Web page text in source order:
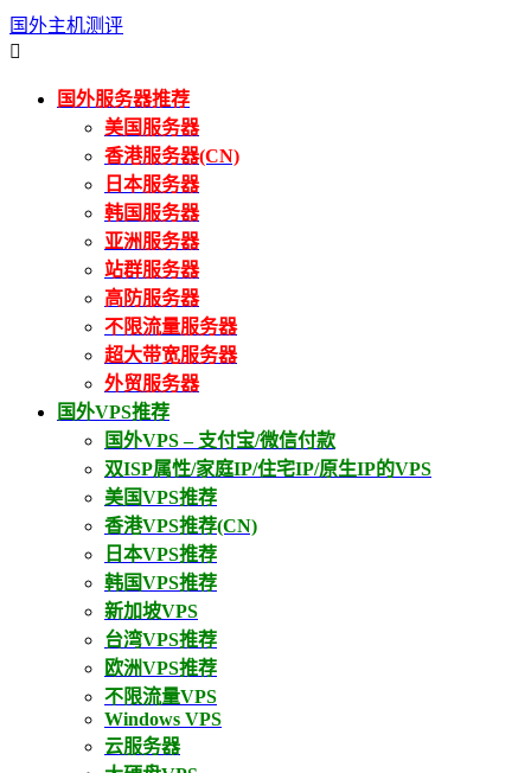
国外主机测评

国外服务器推荐
美国服务器
香港服务器(CN)
日本服务器
韩国服务器
亚洲服务器
站群服务器
高防服务器
不限流量服务器
超大带宽服务器
外贸服务器
国外VPS推荐
国外VPS – 支付宝/微信付款
双ISP属性/家庭IP/住宅IP/原生IP的VPS
美国VPS推荐
香港VPS推荐(CN)
日本VPS推荐
韩国VPS推荐
新加坡VPS
台湾VPS推荐
欧洲VPS推荐
不限流量VPS
Windows VPS
云服务器